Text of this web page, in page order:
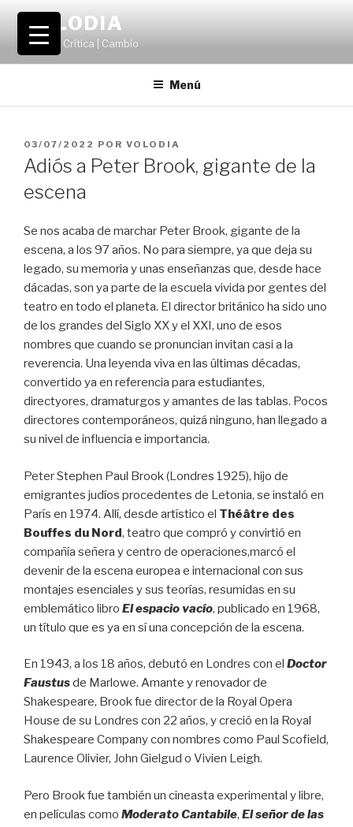
Saltar
contenido
VOLODIA
Teatro | Crítica | Cambio
Menú
PUBLICADO
EL
03/07/2022 POR VOLODIA
Adiós a Peter Brook, gigante de la
escena
Se nos acaba de marchar Peter Brook, gigante de la
escena, a los 97 años. No para siempre, ya que deja su
legado, su memoria y unas enseñanzas que, desde hace
dácadas, son ya parte de la escuela vivida por gentes del
teatro en todo el planeta. El director británico ha sido uno
de los grandes del Siglo XX y el XXI, uno de esos
nombres que cuando se pronuncian invitan casi a la
reverencia. Una leyenda viva en las últimas décadas,
convertido ya en referencia para estudiantes,
directyores, dramaturgos y amantes de las tablas. Pocos
directores contemporáneos, quizá ninguno, han llegado a
su nivel de influencia e importancia.
Peter Stephen Paul Brook (Londres 1925), hijo de
emigrantes judíos procedentes de Letonia, se instaló en
París en 1974. Allí, desde artístico el Théâtre des
Bouffes du Nord, teatro que compró y convirtió en
compañía señera y centro de operaciones,marcó el
devenir de la escena europea e internacional con sus
montajes esenciales y sus teorías, resumidas en su
emblemático libro El espacio vacío, publicado en 1968,
un título que es ya en sí una concepción de la escena.
En 1943, a los 18 años, debutó en Londres con el Doctor
Faustusde Marlowe. Amante y renovador de
Shakespeare, Brook fue director de la Royal Opera
House de su Londres con 22 años, y creció en la Royal
Shakespeare Company con nombres como Paul Scofield,
Laurence Olivier, John Gielgud o Vivien Leigh.
Pero Brook fue también un cineasta experimental y libre,
en películas como Moderato Cantabile, El señor de las